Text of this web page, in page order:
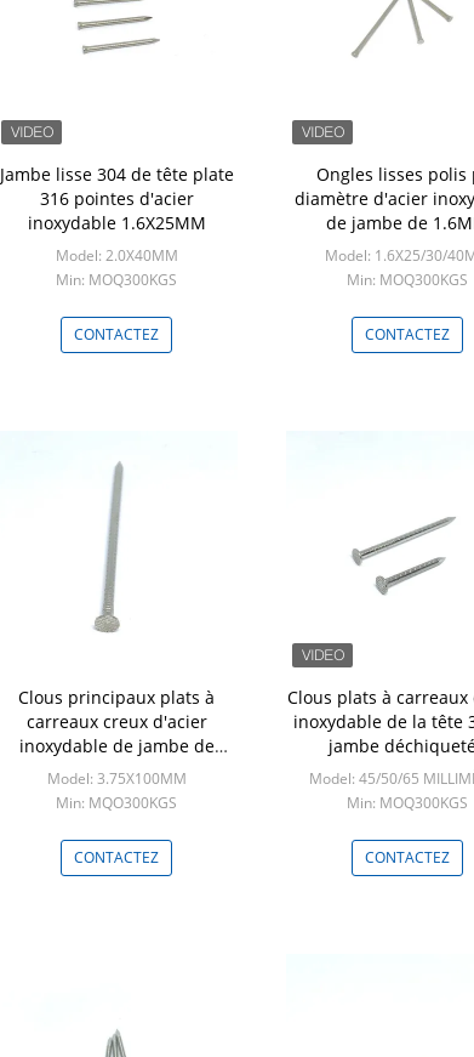
Jambe lisse 304 de tête plate
316 pointes d'acier
inoxydable 1.6X25MM
Model: 2.0X40MM
Min: MOQ300KGS
CONTACTEZ
Ongles lisses polis
diamètre d'acier
de jambe de
Model: 1.6X25/30/
Min: MOQ300KGS
CONTACTEZ
Clous principaux plats à
carreaux creux d'acier
inoxydable de jambe de
3.75X100MM
Model: 3.75X100MM
Min: MQO300KGS
CONTACTEZ
Clous plats à carreaux
inoxydable de la tête
jambe
Model: 45/50/65
Min: MOQ300KGS
CONTACTEZ